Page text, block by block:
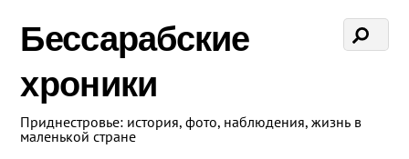
Бессарабские
хроники
Приднестровье: история, фото, наблюдения, жизнь в
маленькой стране